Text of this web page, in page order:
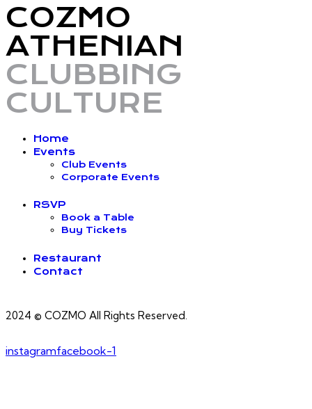
COZMO
ATHENIAN
CLUBBING
CULTURE
Home
Events
Club Events
Corporate Events
RSVP
Book a Table
Buy Tickets
Restaurant
Contact
2024 © COZMO All Rights Reserved.
instagramfacebook-1